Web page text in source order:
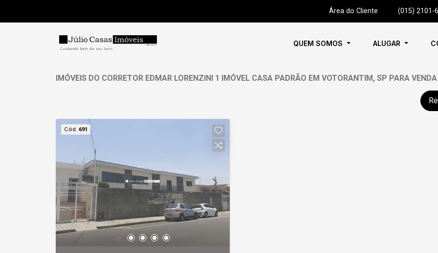
Área do Cliente (015) 2101-
QUEM SOMOS ALUGAR
IMÓVEIS DO CORRETOR EDMAR LORENZINI 1 IMÓVEL CASA PADRÃO EM VOTORANTIM, SP PARA VENDA
Cód. 691